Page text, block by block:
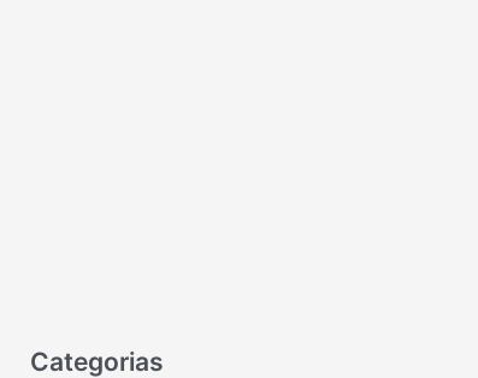
Categorias